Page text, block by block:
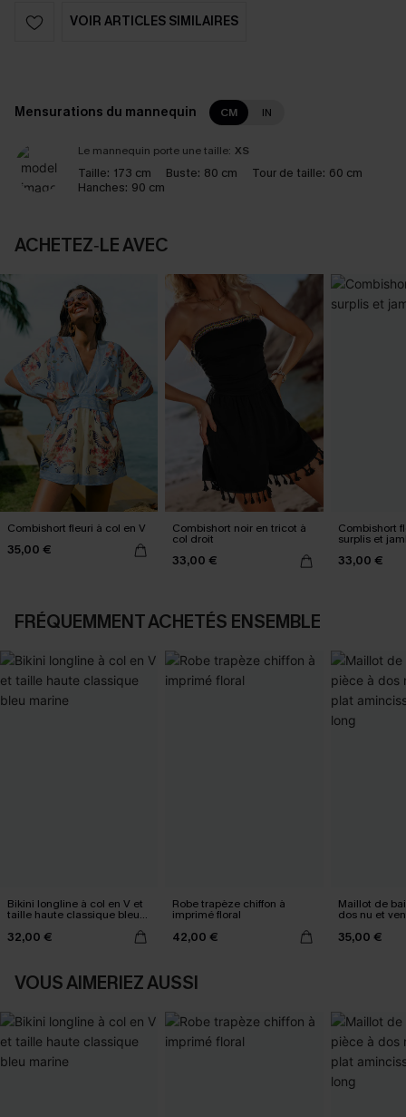
VOIR ARTICLES SIMILAIRES
Mensurations du mannequin CM IN
Le mannequin porte une taille: XS
Taille: 173 cm Buste: 80 cm Tour de taille: 60 cm
Hanches: 90 cm
ACHETEZ‑LE AVEC
Combishort fleuri à col en V
35,00 €
Combishort noir en tricot à
col droit
33,00 €
Combishort
surplis et
33,00 €
FRÉQUEMMENT ACHETÉS ENSEMBLE
Bikini longline à col en V et
taille haute classique bleu
32,00 €
Robe trapèze chiffon à
imprimé floral
42,00 €
Maillot de
dos nu et
35,00 €
VOUS AIMERIEZ AUSSI